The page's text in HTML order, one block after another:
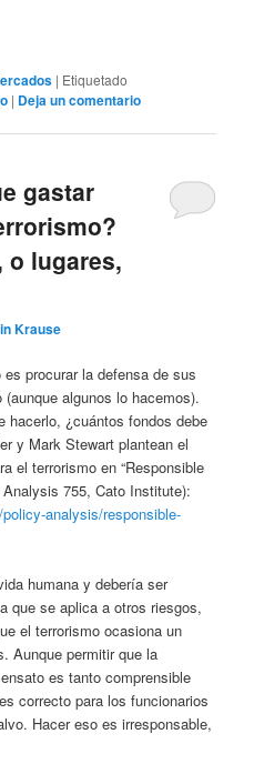
| Etiquetado
| Deja un comentario
gastar
o lugares,
Krause
procurar la defensa de sus
algunos lo hacemos).
hacerlo, ¿cuántos fondos debe
y Mark Stewart plantean el
el terrorismo en “Responsible
755, Cato Institute):
analysis/responsible-
humana y debería ser
que se aplica a otros riesgos,
el terrorismo ocasiona un
Aunque permitir que la
es tanto comprensible
correcto para los funcionarios
Hacer eso es irresponsable,